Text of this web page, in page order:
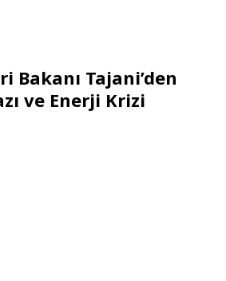
Bakanı Tajani’den
ve Enerji Krizi